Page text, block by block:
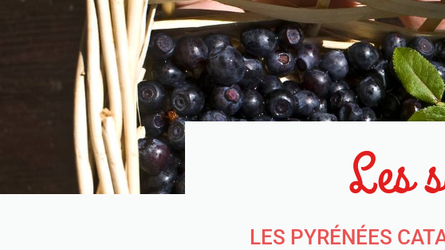
Les
LES PYRÉNÉES